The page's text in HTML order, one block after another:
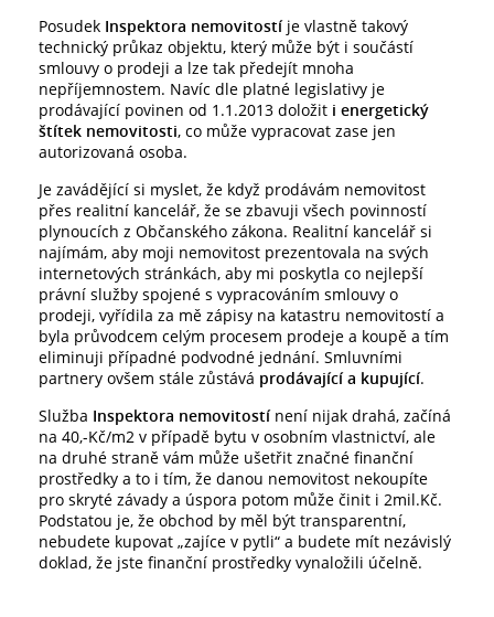
Posudek Inspektora nemovitostíje vlastně takový
technický průkaz objektu, který může být i součástí
smlouvy o prodeji a lze tak předejít mnoha
nepříjemnostem. Navíc dle platné legislativy je
prodávající povinen od 1.1.2013 doložit i energetický
štítek nemovitosti, co může vypracovat zase jen
autorizovaná osoba.
Je zavádějící si myslet, že když prodávám nemovitost
přes realitní kancelář, že se zbavuji všech povinností
plynoucích z Občanského zákona. Realitní kancelář si
najímám, aby moji nemovitost prezentovala na svých
internetových stránkách, aby mi poskytla co nejlepší
právní služby spojené s vypracováním smlouvy o
prodeji, vyřídila za mě zápisy na katastru nemovitostí a
byla průvodcem celým procesem prodeje a koupě a tím
eliminuji případné podvodné jednání. Smluvními
partnery ovšem stále zůstává prodávající a kupující.
Služba Inspektora nemovitostínení nijak drahá, začíná
na 40,-Kč/m2 v případě bytu v osobním vlastnictví, ale
na druhé straně vám může ušetřit značné finanční
prostředky a to i tím, že danou nemovitost nekoupíte
pro skryté závady a úspora potom může činit i 2mil.Kč.
Podstatou je, že obchod by měl být transparentní,
nebudete kupovat „zajíce v pytli“ a budete mít nezávislý
doklad, že jste finanční prostředky vynaložili účelně.